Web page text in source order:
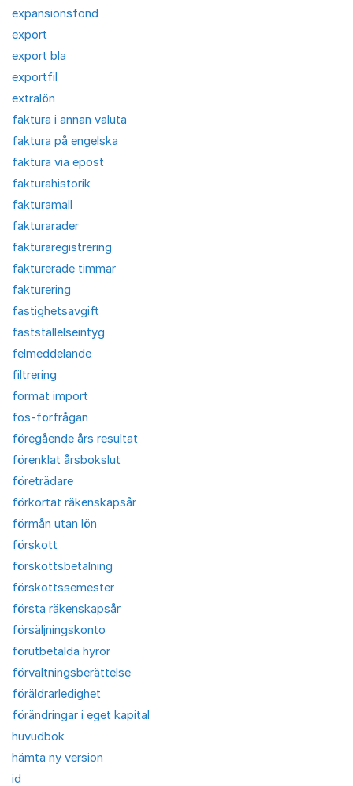
expansionsfond
export
export bla
exportfil
extralön
faktura i annan valuta
faktura på engelska
faktura via epost
fakturahistorik
fakturamall
fakturarader
fakturaregistrering
fakturerade timmar
fakturering
fastighetsavgift
fastställelseintyg
felmeddelande
filtrering
format import
fos-förfrågan
föregående års resultat
förenklat årsbokslut
företrädare
förkortat räkenskapsår
förmån utan lön
förskott
förskottsbetalning
förskottssemester
första räkenskapsår
försäljningskonto
förutbetalda hyror
förvaltningsberättelse
föräldrarledighet
förändringar i eget kapital
huvudbok
hämta ny version
id